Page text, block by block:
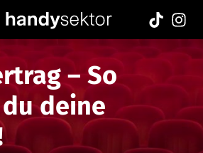
– So
deine